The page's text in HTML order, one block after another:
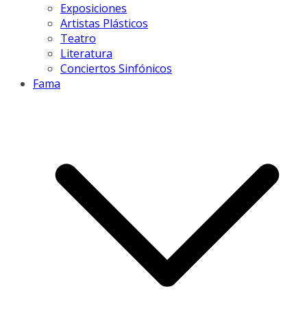
Exposiciones
Artistas Plásticos
Teatro
Literatura
Conciertos Sinfónicos
Fama